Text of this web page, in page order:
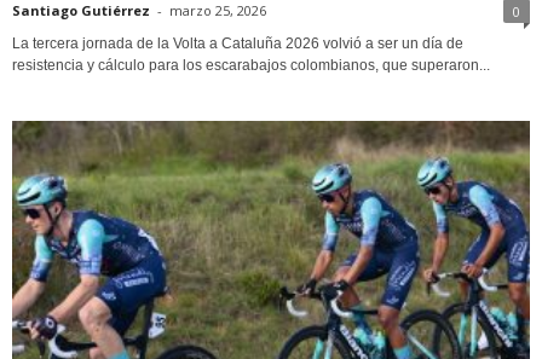
Santiago Gutiérrez - marzo 25, 2026 0
La tercera jornada de la Volta a Cataluña 2026 volvió a ser un día de
resistencia y cálculo para los escarabajos colombianos, que superaron...